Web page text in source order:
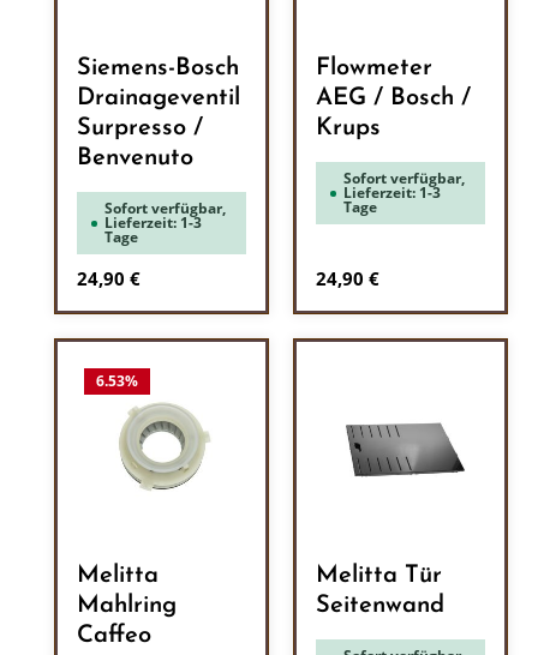
Siemens-Bosch
Drainageventil
Surpresso /
Benvenuto
Sofort verfügbar,
Lieferzeit: 1-3
Tage
Regulärer Preis:
24,90 €
Flowmeter
AEG / Bosch /
Krups
Sofort verfügbar,
Lieferzeit: 1-3
Tage
Regulärer Preis:
24,90 €
6.53%
Melitta
Mahlring
Caffeo
Melitta Tür
Seitenwand